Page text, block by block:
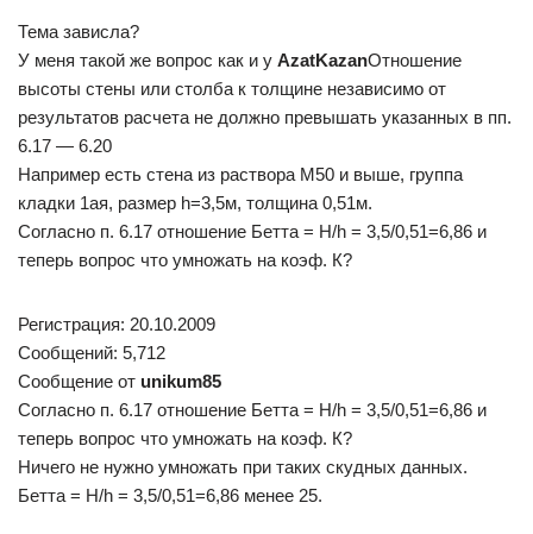
Тема зависла?
У меня такой же вопрос как и у AzatKazanОтношение
высоты стены или столба к толщине независимо от
результатов расчета не должно превышать указанных в пп.
6.17 — 6.20
Например есть стена из раствора М50 и выше, группа
кладки 1ая, размер h=3,5м, толщина 0,51м.
Согласно п. 6.17 отношение Бетта = H/h = 3,5/0,51=6,86 и
теперь вопрос что умножать на коэф. К?
Регистрация: 20.10.2009
Сообщений: 5,712
Сообщение от unikum85
Согласно п. 6.17 отношение Бетта = H/h = 3,5/0,51=6,86 и
теперь вопрос что умножать на коэф. К?
Ничего не нужно умножать при таких скудных данных.
Бетта = H/h = 3,5/0,51=6,86 менее 25.